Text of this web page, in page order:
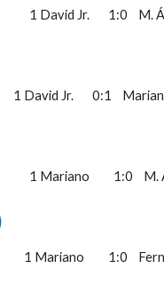
1 David Jr.       1:0
1 David Jr.       0:1
1 Mariano         1:0
1 Mariano         1:0